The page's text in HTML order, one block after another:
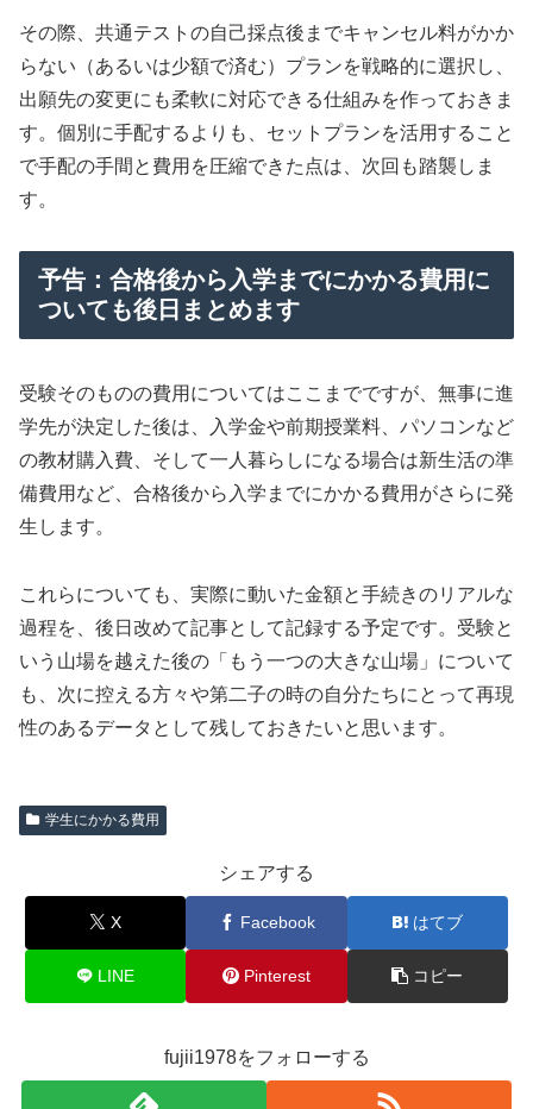
その際、共通テストの自己採点後までキャンセル料がかか
らない（あるいは少額で済む）プランを戦略的に選択し、
出願先の変更にも柔軟に対応できる仕組みを作っておきま
す。個別に手配するよりも、セットプランを活用すること
で手配の手間と費用を圧縮できた点は、次回も踏襲しま
す。
予告：合格後から入学までにかかる費用に
ついても後日まとめます
受験そのものの費用についてはここまでですが、無事に進
学先が決定した後は、入学金や前期授業料、パソコンなど
の教材購入費、そして一人暮らしになる場合は新生活の準
備費用など、合格後から入学までにかかる費用がさらに発
生します。
これらについても、実際に動いた金額と手続きのリアルな
過程を、後日改めて記事として記録する予定です。受験と
いう山場を越えた後の「もう一つの大きな山場」について
も、次に控える方々や第二子の時の自分たちにとって再現
性のあるデータとして残しておきたいと思います。
学生にかかる費用
シェアする
X Facebook はてブ
LINE Pinterest コピー
fujii1978をフォローする